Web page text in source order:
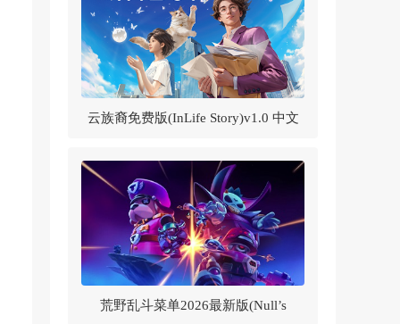
云族裔免费版(InLife Story)v1.0 中文
版
荒野乱斗菜单2026最新版(Null’s